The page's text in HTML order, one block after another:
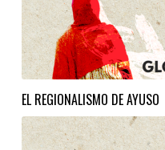
EL REGIONALISMO DE AYUSO